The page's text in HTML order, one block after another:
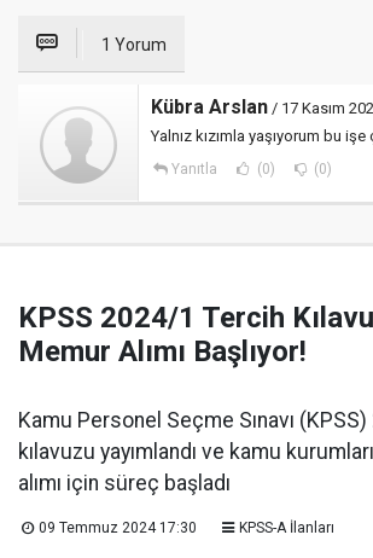
1 Yorum
Kübra Arslan / 17 Kasım
Yalnız kızımla yaşıyorum bu
Yanıtla (0) (0)
KPSS 2024/1 Tercih
Memur Alımı Başlıyor!
Kamu Personel Seçme Sınavı
kılavuzu yayımlandı ve kamu
alımı için süreç başladı
09 Temmuz 2024 17:30 KPSS-A İlanları